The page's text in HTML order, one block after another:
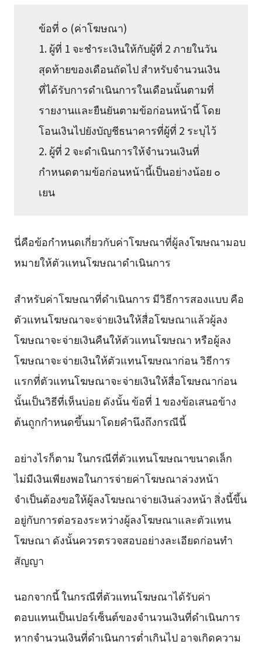
ข้อที่ ๐ (ค่าโฆษณา)
1. ผู้ที่ 1 จะชำระเงินให้กับผู้ที่ 2 ภายในวัน
สุดท้ายของเดือนถัดไป สำหรับจำนวนเงิน
ที่ได้รับการดำเนินการในเดือนนั้นตามที่
รายงานและยืนยันตามข้อก่อนหน้านี้ โดย
โอนเงินไปยังบัญชีธนาคารที่ผู้ที่ 2 ระบุไว้
2. ผู้ที่ 2 จะดำเนินการให้จำนวนเงินที่
กำหนดตามข้อก่อนหน้านี้เป็นอย่างน้อย ๐
เยน
นี่คือข้อกำหนดเกี่ยวกับค่าโฆษณาที่ผู้ลงโฆษณามอบ
หมายให้ตัวแทนโฆษณาดำเนินการ
สำหรับค่าโฆษณาที่ดำเนินการ มีวิธีการสองแบบ คือ
ตัวแทนโฆษณาจะจ่ายเงินให้สื่อโฆษณาแล้วผู้ลง
โฆษณาจะจ่ายเงินคืนให้ตัวแทนโฆษณา หรือผู้ลง
โฆษณาจะจ่ายเงินให้ตัวแทนโฆษณาก่อน วิธีการ
แรกที่ตัวแทนโฆษณาจะจ่ายเงินให้สื่อโฆษณาก่อน
นั้นเป็นวิธีที่เห็นบ่อย ดังนั้น ข้อที่ 1 ของข้อเสนอข้าง
ต้นถูกกำหนดขึ้นมาโดยคำนึงถึงกรณีนี้
อย่างไรก็ตาม ในกรณีที่ตัวแทนโฆษณาขนาดเล็ก
ไม่มีเงินเพียงพอในการจ่ายค่าโฆษณาล่วงหน้า
จำเป็นต้องขอให้ผู้ลงโฆษณาจ่ายเงินล่วงหน้า สิ่งนี้ขึ้น
อยู่กับการต่อรองระหว่างผู้ลงโฆษณาและตัวแทน
โฆษณา ดังนั้นควรตรวจสอบอย่างละเอียดก่อนทำ
สัญญา
นอกจากนี้ ในกรณีที่ตัวแทนโฆษณาได้รับค่า
ตอบแทนเป็นเปอร์เซ็นต์ของจำนวนเงินที่ดำเนินการ
หากจำนวนเงินที่ดำเนินการต่ำเกินไป อาจเกิดความ